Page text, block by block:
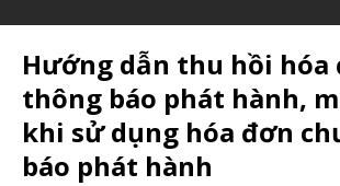
Hướng dẫn thu hồi hóa
thông báo phát hành,
khi sử dụng hóa đơn
báo phát hành